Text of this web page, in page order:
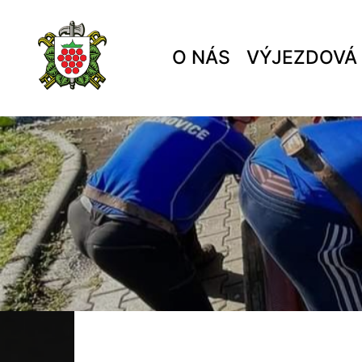
O NÁS